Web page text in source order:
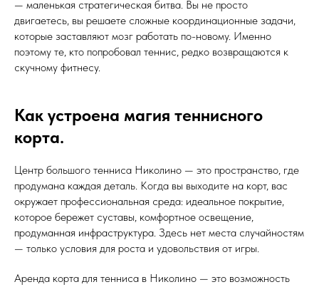
— маленькая стратегическая битва. Вы не просто
двигаетесь, вы решаете сложные координационные задачи,
которые заставляют мозг работать по-новому. Именно
поэтому те, кто попробовал теннис, редко возвращаются к
скучному фитнесу.
Как устроена магия теннисного
корта.
Центр большого тенниса Николино — это пространство, где
продумана каждая деталь. Когда вы выходите на корт, вас
окружает профессиональная среда: идеальное покрытие,
которое бережет суставы, комфортное освещение,
продуманная инфраструктура. Здесь нет места случайностям
— только условия для роста и удовольствия от игры.
Аренда корта для тенниса в Николино — это возможность